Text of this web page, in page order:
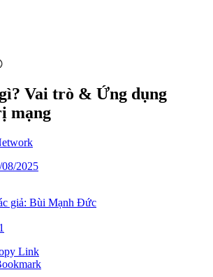
Vai trò & Ứng dụng
mạng
2025
giả: Bùi Mạnh Đức
Link